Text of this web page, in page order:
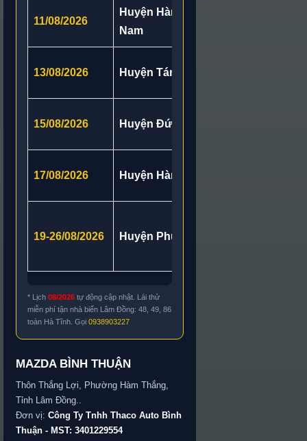
11/08/2026
Huyện Hàm Thuận
Nam
13/08/2026 Huyện Tánh Linh
15/08/2026 Huyện Đức Linh
17/08/2026 Huyện Hàm Tân
19-26/08/2026 Huyện Phú Quí
* Lịch 08/2026 tự động cập nhật. Lái thử
miễn phí tận nhà biển Lâm Đồng: 48, 49, 86
toàn Hà Tĩnh. Gọi 0938903227
MAZDA BÌNH THUẬN
Thôn Thắng Lợi, Phường Hàm Thắng,
Tỉnh Lâm Đồng..
Đơn vị: Công Ty Tnhh Thaco Auto Bình
Thuận - MST: 3401229554